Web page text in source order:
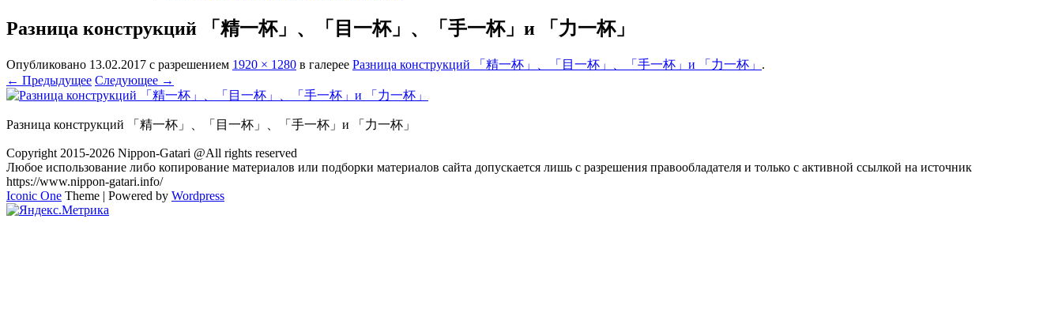
Разница конструкций 「精一杯」、「目一杯」、「手一杯」и 「力一杯」
Опубликовано 13.02.2017 с разрешением 1920 × 1280 в галерее Разница конструкций 「精一杯」、「目一杯」、「手一杯」и 「力一杯」 .
← Предыдущее Следующее →
Разница конструкций 「精一杯」、「目一杯」、「手一杯」и 「力一杯」
Copyright 2015-2026 Nippon-Gatari @All rights reserved
Любое использование либо копирование материалов или подборки материалов сайта допускается лишь с разрешения правообладателя и только с активной ссылкой на источник
https://www.nippon-gatari.info/
Iconic One Theme | Powered by Wordpress